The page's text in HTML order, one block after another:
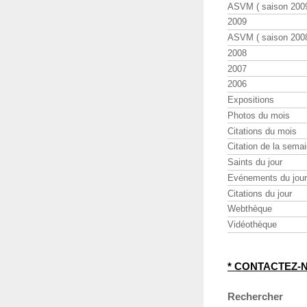
ASVM ( saison
2009
ASVM ( saison
2008
2007
2006
Expositions
Photos du mois
Citations du mois
Citation de la
Saints du jour
Evénements du jour
Citations du jour
Webthèque
Vidéothèque
* CONTACTEZ-
Rechercher